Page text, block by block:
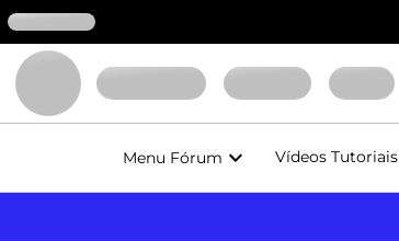
Menu Fórum Vídeos Tutoriais